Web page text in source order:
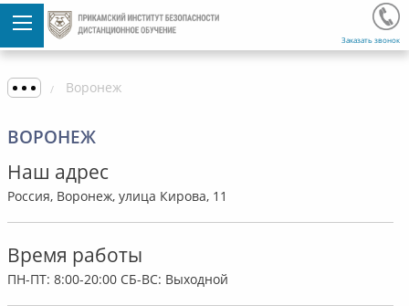
Заказать звонок
Воронеж
ВОРОНЕЖ
Наш адрес
Россия, Воронеж, улица Кирова, 11
Время работы
ПН-ПТ: 8:00-20:00 СБ-ВС: Выходной